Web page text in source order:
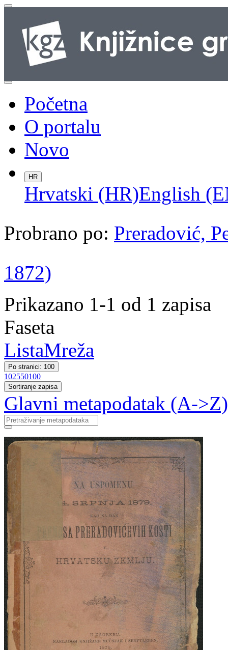
Početna
O portalu
Novo
HR
Hrvatski (HR)English
Probrano po: Preradović,
1872)
Prikazano 1-1 od 1 zapisa
Faseta
ListaMreža
Po stranici: 100
102550100
Sortiranje zapisa
Glavni metapodatak (A->Z)